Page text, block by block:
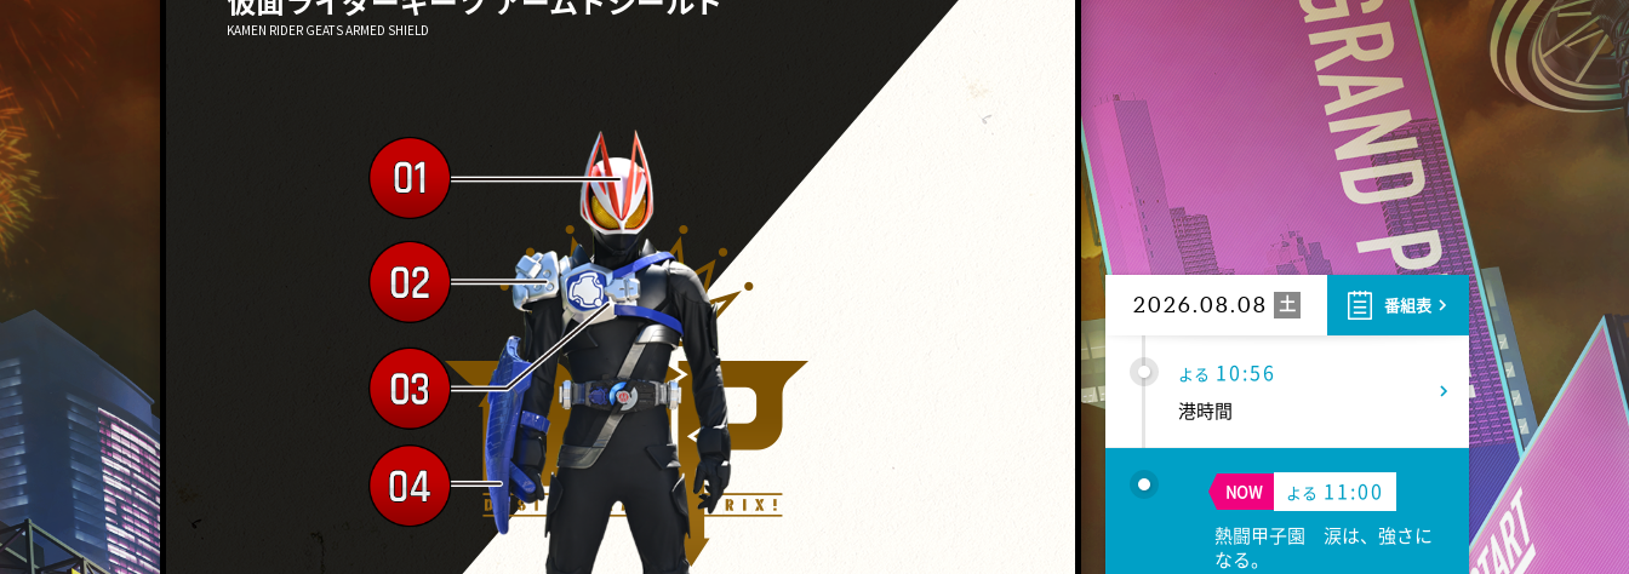
KAMEN RIDER GEATS ARMED SHIELD
2026.08.08 土 番組表
タモリステーション 日本人と
石油 最前線 そもそも石油と
は何なのか!?徹底取材!
サタデーステーション
よる 10:52
私の幸福時間
よる 10:56
港時間
NOW よる 11:00
熱闘甲子園 涙は、強さに
なる。